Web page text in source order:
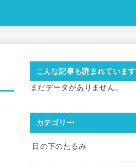
こんな記事も読まれています
まだデータがありません。
カテゴリー
目の下のたるみ